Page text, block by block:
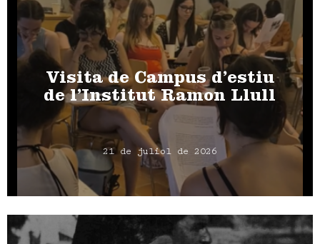
Visita de Campus d’estiu
de l’Institut Ramon Llull
21 de juliol de 2026